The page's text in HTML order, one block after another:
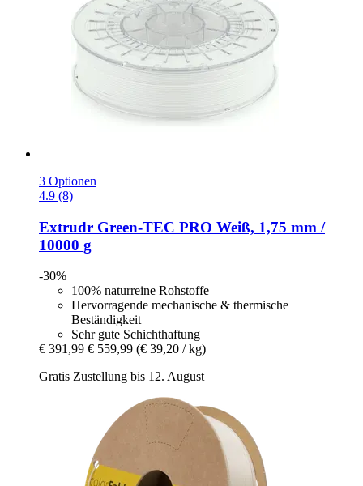
3 Optionen
4.9 (8)
Extrudr Green-​TEC PRO Weiß, 1,75 mm /
10000 g
-30%
100% naturreine Rohstoffe
Hervorragende mechanische & thermische
Beständigkeit
Sehr gute Schichthaftung
€ 391,99 € 559,99 (€ 39,20 / kg)
Gratis Zustellung bis 12. August